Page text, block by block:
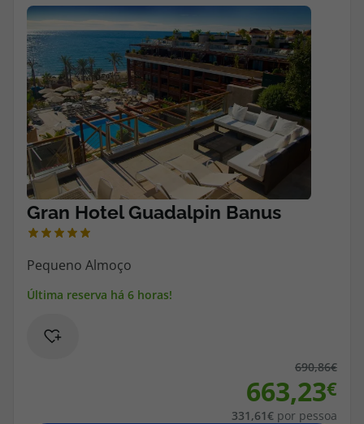
690,86
663,23
331,61
por pessoa